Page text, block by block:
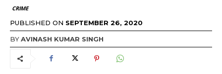
CRIME
PUBLISHED ON SEPTEMBER 26, 2020
BYAVINASH KUMAR SINGH